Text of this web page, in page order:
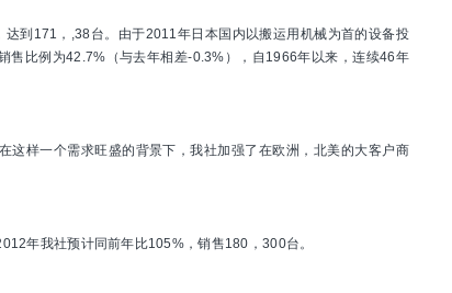
到171，,38台。由于2011年日本国内以搬运用机械为首的设备投
售比例为42.7%（与去年相差-0.3%），自1966年以来，连续46年
样一个需求旺盛的背景下，我社加强了在欧洲，北美的大客户商
年我社预计同前年比105%，销售180，300台。